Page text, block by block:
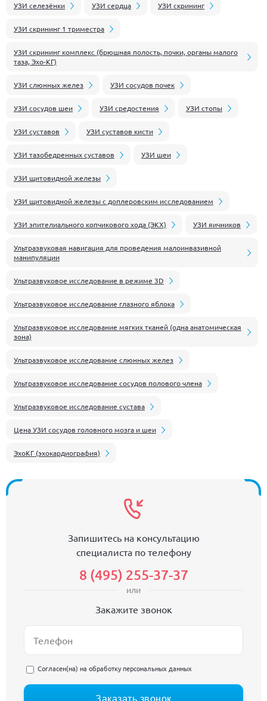
УЗИ селезёнки УЗИ сердца УЗИ скрининг
УЗИ скрининг 1 триместра
УЗИ скрининг комплекс (брюшная полость, почки, органы малого
таза, Эхо-КГ)
УЗИ слюнных желез УЗИ сосудов почек
УЗИ сосудов шеи УЗИ средостения УЗИ стопы
УЗИ суставов УЗИ суставов кисти
УЗИ тазобедренных суставов УЗИ шеи
УЗИ щитовидной железы
УЗИ щитовидной железы с доплеровским исследованием
УЗИ эпителиального копчикового хода (ЭКХ) УЗИ яичников
Ультразвуковая навигация для проведения малоинвазивной
манипуляции
Ультразвуковое исследование в режиме 3D
Ультразвуковое исследование глазного яблока
Ультразвуковое исследование мягких тканей (одна анатомическая
зона)
Ультразвуковое исследование слюнных желез
Ультразвуковое исследование сосудов полового члена
Ультразвуковое исследование сустава
Цена УЗИ сосудов головного мозга и шеи
ЭхоКГ (эхокардиография)
Запишитесь на консультацию
специалиста по телефону
8 (495) 255-37-37
или
Закажите звонок
Согласен(на) на обработку персональных данных
Заказать звонок